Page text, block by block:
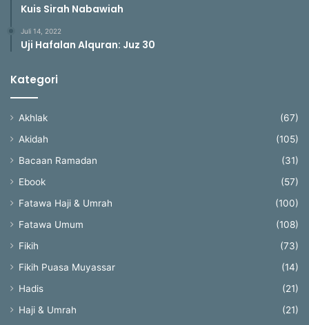
Kuis Sirah Nabawiah
Juli 14, 2022
Uji Hafalan Alquran: Juz 30
Kategori
Akhlak
(67)
Akidah
(105)
Bacaan Ramadan
(31)
Ebook
(57)
Fatawa Haji & Umrah
(100)
Fatawa Umum
(108)
Fikih
(73)
Fikih Puasa Muyassar
(14)
Hadis
(21)
Haji & Umrah
(21)